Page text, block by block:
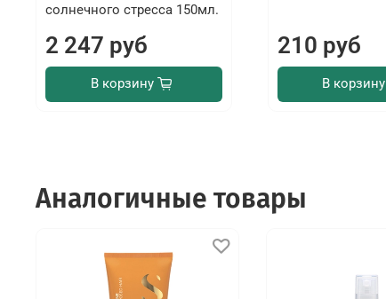
солнечного стресса 150мл.
2 247 руб
В корзину
210 руб
В корзину
Аналогичные товары